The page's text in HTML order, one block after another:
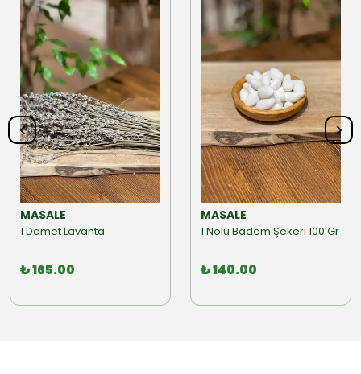
MASALE
1 Demet Lavanta
₺ 165.00
MASALE
1 Nolu Badem Şekeri 100 Gr
₺ 140.00